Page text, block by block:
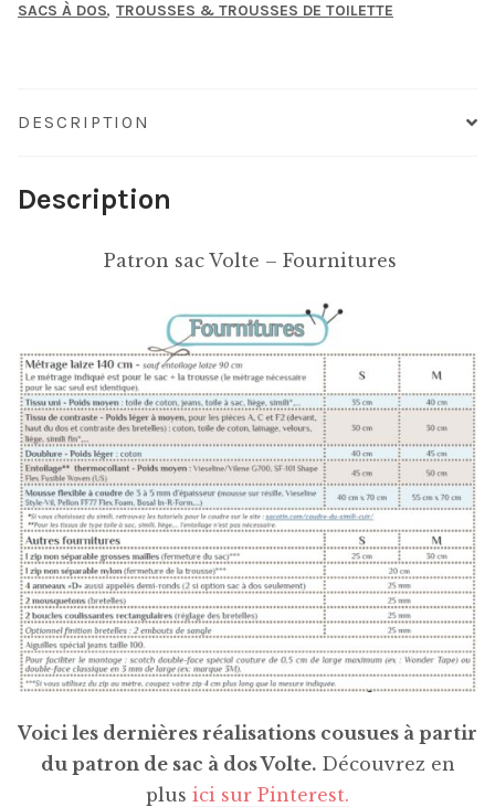
SACS À DOS, TROUSSES & TROUSSES DE TOILETTE
DESCRIPTION
Description
Patron sac Volte – Fournitures
Voici les dernières réalisations cousues à partir
du patron de sac à dos Volte.Découvrez en
plus ici sur Pinterest.